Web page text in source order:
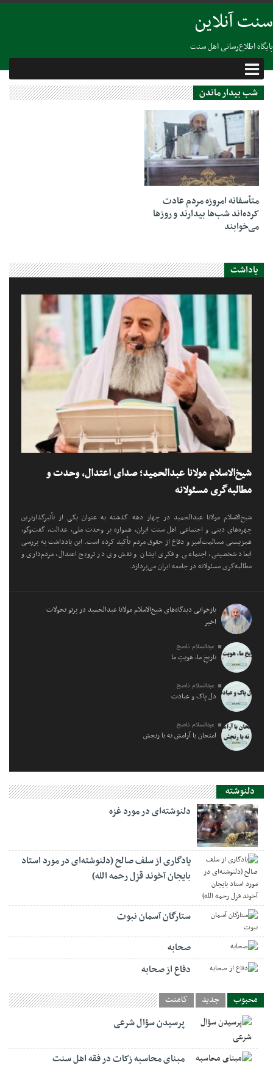
سنت آنلاین
پایگاه اطلاع‌رسانی اهل سنت
شب بیدار ماندن
متأسفانه امروزه مردم عادت
کرده‌اند شب‌ها بیدارند و روزها
می‌خوابند
یاداشت
شیخ‌الاسلام مولانا عبدالحمید؛ صدای اعتدال، وحدت و
مطالبه‌گری مسئولانه
شیخ‌الاسلام مولانا عبدالحمید در چهار دهه گذشته به عنوان یکی از تأثیرگذارترین
چهره‌های دینی و اجتماعی اهل سنت ایران، همواره بر وحدت ملی، عدالت، گفت‌وگو،
همزیستی مسالمت‌آمیز و دفاع از حقوق مردم تأکید کرده است. این یادداشت به بررسی
ابعاد شخصیتی، اجتماعی و فکری ایشان و نقش وی در ترویج اعتدال، مردم‌داری و
مطالبه‌گری مسئولانه در جامعه ایران می‌پردازد.
بازخوانی دیدگاه‌های شیخ‌الاسلام مولانا عبدالحمید در پرتو تحولات
اخیر
عبدالسلام ناصح
تاریخِ ما، هویتِ ما
عبدالسلام ناصح
دل پاک و عبادت
عبدالسلام ناصح
امتحان با آرامش نه با رنجش
دلنوشته
دلنوشته‌ای در مورد غزه
یادگاری از سلف صالح (دلنوشته‌ای در مورد استاد
بایجان آخوند قزل رحمه الله)
ستارگان آسمان نبوت
صحابه
دفاع از صحابه
محبوب جدید کامنت
پرسیدن سؤال شرعی
مبنای محاسبه زکات در فقه اهل سنت